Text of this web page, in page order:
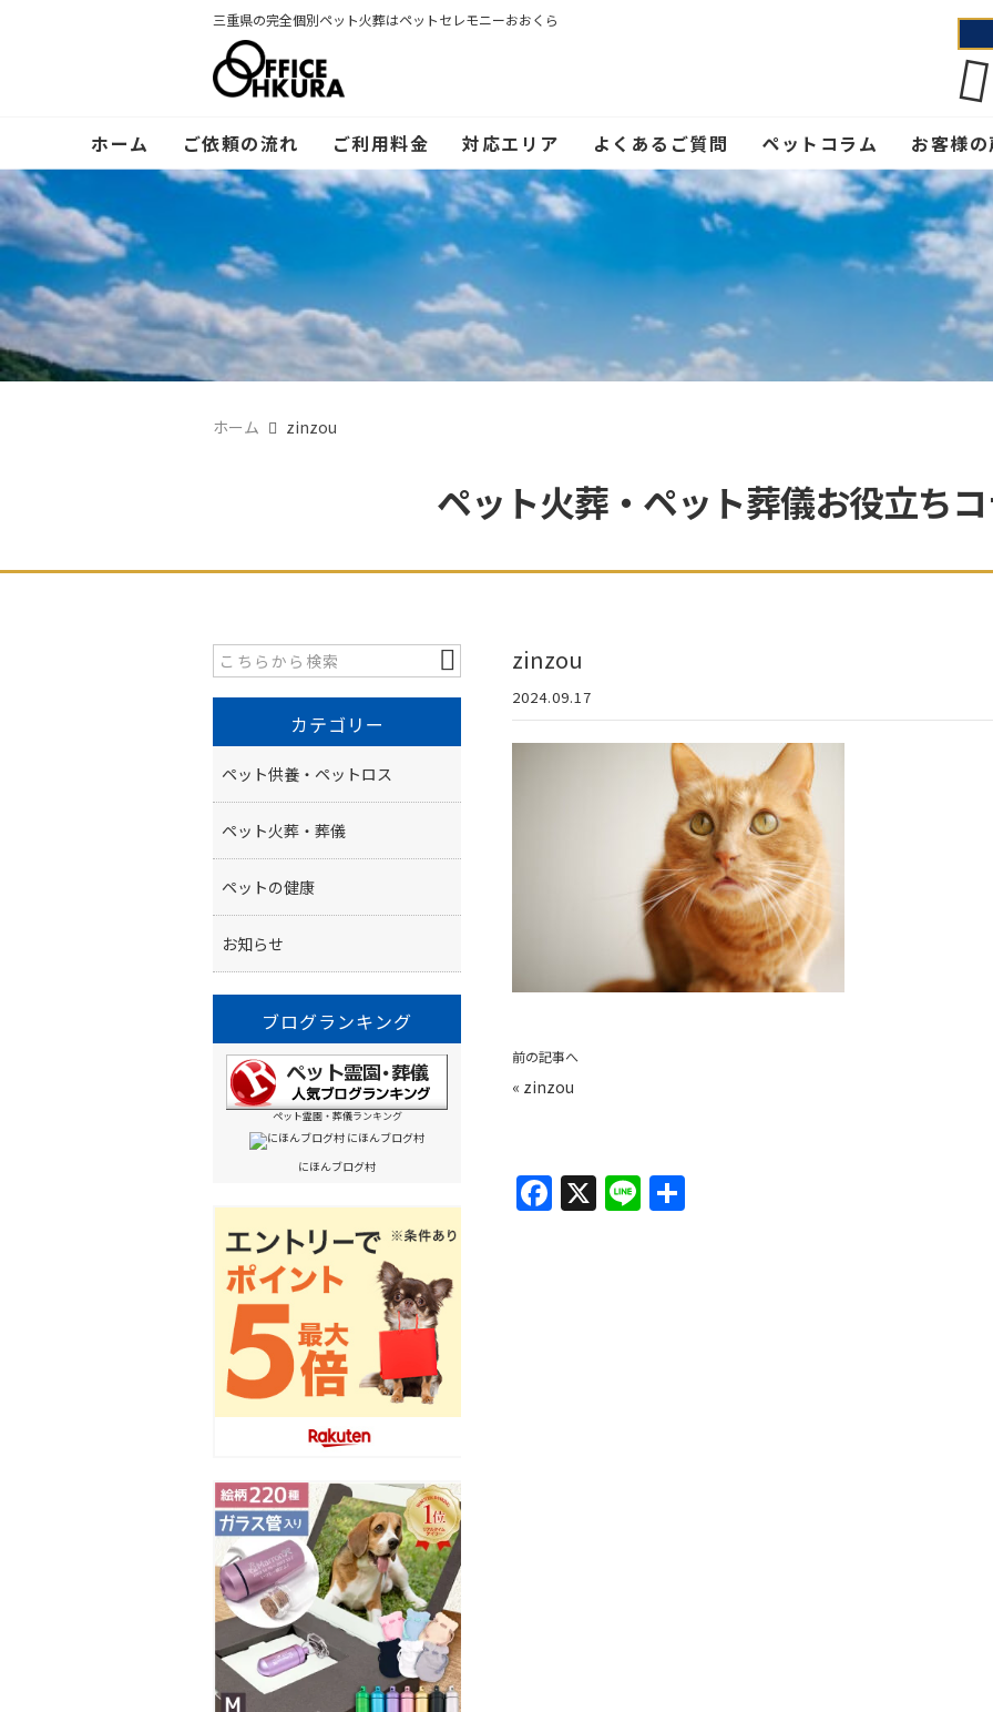
三重県の完全個別ペット火葬はペットセレモニーおおくら
ホーム ご依頼の流れ ご利用料金 対応エリア よくあるご質問 ペットコラム お客様
ホーム zinzou
ペット火葬・ペット葬儀お役立ち
zinzou
2024.09.17
前の記事へ
« zinzou
F X Li
カテゴリー
ペット供養・ペットロス
ペット火葬・葬儀
ペットの健康
お知らせ
ブログランキング
ペット霊園・葬儀ランキング
にほんブログ村